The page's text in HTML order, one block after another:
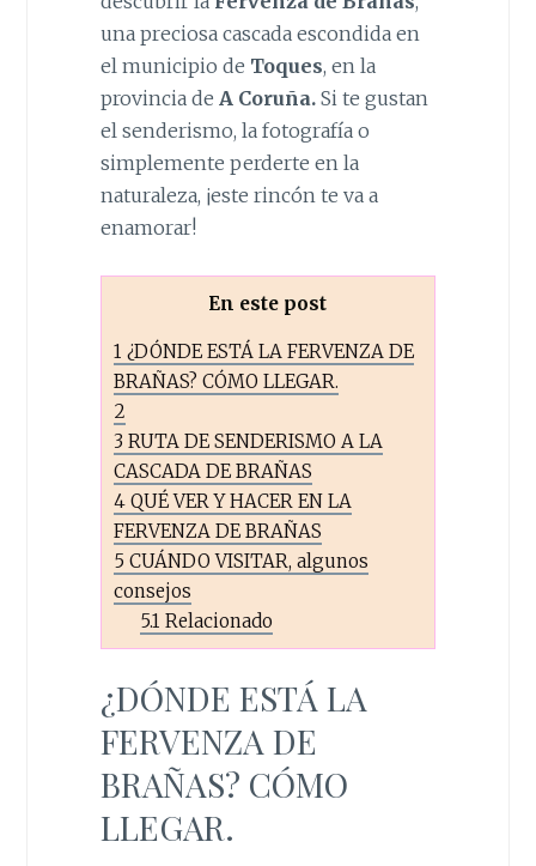
una preciosa cascada escondida en
el municipio de Toques, en la
provincia de A Coruña.Si te gustan
el senderismo, la fotografía o
simplemente perderte en la
naturaleza, ¡este rincón te va a
enamorar!
En este post
1 ¿DÓNDE ESTÁ LA FERVENZA DE
BRAÑAS? CÓMO LLEGAR.
2
3 RUTA DE SENDERISMO A LA
CASCADA DE BRAÑAS
4QUÉ VER Y HACER EN LA
FERVENZA DE BRAÑAS
5 CUÁNDO VISITAR, algunos
consejos
5.1 Relacionado
¿DÓNDE ESTÁ LA
FERVENZA DE
BRAÑAS? CÓMO
LLEGAR.